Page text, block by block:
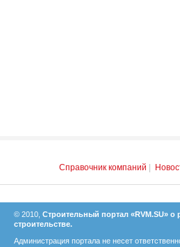
Справочник компаний
© 2010, Строительный портал «RVM.SU» о
строительстве.
Администрация портала не несет